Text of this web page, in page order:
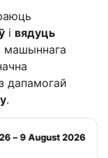
і вядуць
машыннага
дапамогай
.